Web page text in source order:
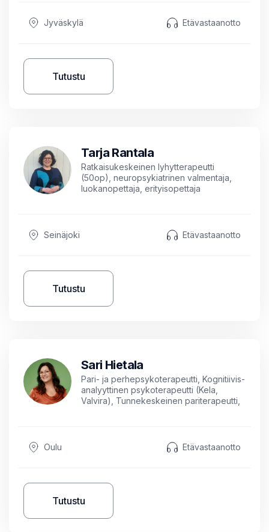
ohjaaja, ART-ohjaaja, työnohjaaja
Jyväskylä Etävastaanotto
Tutustu
Tarja Rantala
Ratkaisukeskeinen lyhytterapeutti
(50op), neuropsykiatrinen valmentaja,
luokanopettaja, erityisopettaja
Seinäjoki Etävastaanotto
Tutustu
Sari Hietala
Pari- ja perhepsykoterapeutti, Kognitiivis-
analyyttinen psykoterapeutti (Kela,
Valvira), Tunnekeskeinen pariterapeutti,
Opettaja/TtM, Seksuaaliterapeutti ja
kliininen seksologi (NACS), Authorized
IPT-terapeutti.
Oulu Etävastaanotto
Tutustu